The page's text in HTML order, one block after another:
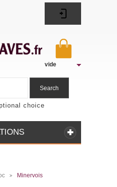
choice
vide
Search
Minervois